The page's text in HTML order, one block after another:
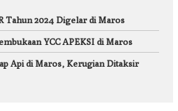
Tahun 2024 Digelar di Maros
YCC APEKSI di Maros
Api di Maros, Kerugian Ditaksir